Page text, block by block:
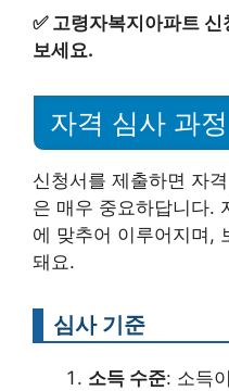
✅ 고령자복지아파트
보세요.
자격 심사 과정
신청서를 제출하면 자
은 매우 중요하답니다.
에 맞추어 이루어지며,
돼요.
심사 기준
소득 수준: 소득